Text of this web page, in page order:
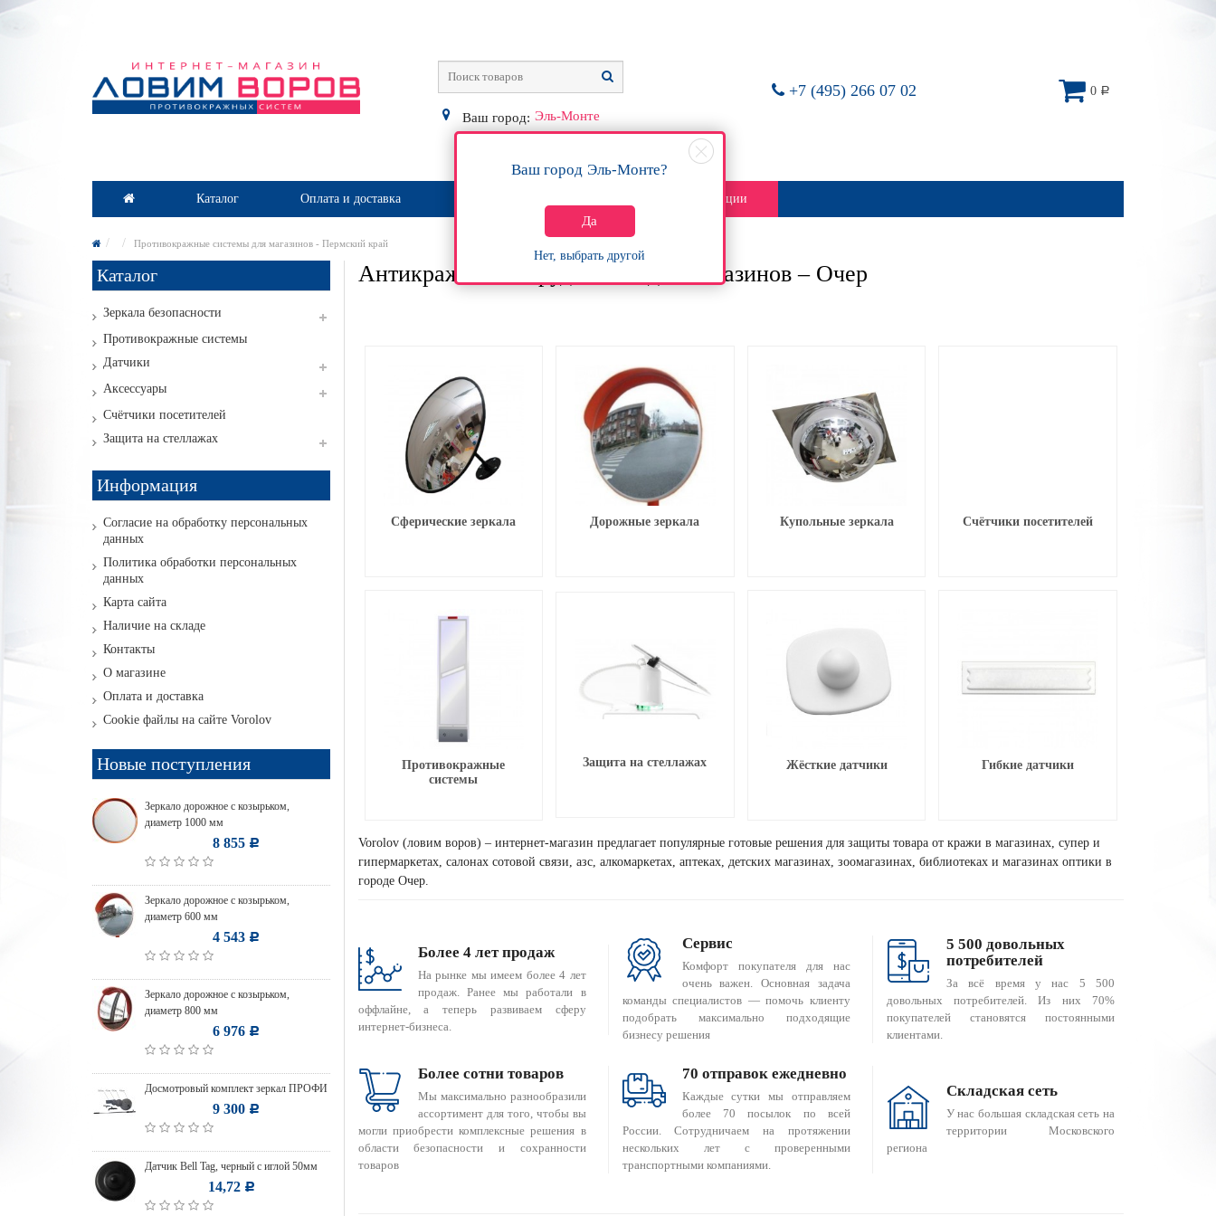
+7 (495) 266 07 02
Ваш город: Эль-Монте
Ваш город Эль-Монте?
Да
Нет, выбрать другой
0 Р
Каталог Оплата и доставка Акции
Противокражные системы для магазинов - Пермский край
Каталог
Зеркала безопасности
Противокражные системы
Датчики
Аксессуары
Счётчики посетителей
Защита на стеллажах
Информация
Согласие на обработку персональных
данных
Политика обработки персональных
данных
Карта сайта
Наличие на складе
Контакты
О магазине
Оплата и доставка
Cookie файлы на сайте Vorolov
Новые поступления
Зеркало дорожное с козырьком,
диаметр 1000 мм
8 855 Р
Зеркало дорожное с козырьком,
диаметр 600 мм
4 543 Р
Зеркало дорожное с козырьком,
диаметр 800 мм
6 976 Р
Досмотровый комплект зеркал ПРОФИ
9 300 Р
Датчик Bell Tag, черный с иглой 50мм
14,72 Р
Антикражное оборудование для магазинов – Очер
Сферические зеркала Дорожные зеркала Купольные зеркала Счётчики посетителей
Противокражные
системы
Защита на стеллажах Жёсткие датчики Гибкие датчики
Vorolov (ловим воров) – интернет-магазин предлагает популярные готовые решения для защиты товара от кражи в магазинах, супер и
гипермаркетах, салонах сотовой связи, азс, алкомаркетах, аптеках, детских магазинах, зоомагазинах, библиотеках и магазинах оптики в
городе Очер.
Более 4 лет продаж
На рынке мы имеем более 4 лет
продаж. Ранее мы работали в
оффлайне, а теперь развиваем сферу
интернет-бизнеса.
Сервис
Комфорт покупателя для нас
очень важен. Основная задача
команды специалистов — помочь клиенту
подобрать максимально подходящие
бизнесу решения
5 500 довольных
потребителей
За всё время у нас 5 500
довольных потребителей. Из них 70%
покупателей становятся постоянными
клиентами.
Более сотни товаров
Мы максимально разнообразили
ассортимент для того, чтобы вы
могли приобрести комплексные решения в
области безопасности и сохранности
товаров
70 отправок ежедневно
Каждые сутки мы отправляем
более 70 посылок по всей
России. Сотрудничаем на протяжении
нескольких лет с проверенными
транспортными компаниями.
Складская сеть
У нас большая складская сеть на
территории Московского
региона